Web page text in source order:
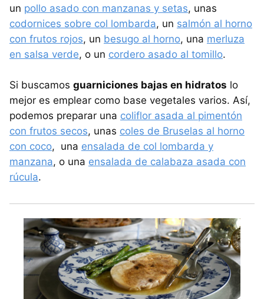
un pollo asado con manzanas y setas, unas
codornices sobre col lombarda, un salmón al horno
con frutos rojos, un besugo al horno, una merluza
en salsa verde, o un cordero asado al tomillo.
Si buscamos guarniciones bajas en hidratos lo
mejor es emplear como base vegetales varios. Así,
podemos preparar una coliflor asada al pimentón
con frutos secos, unas coles de Bruselas al horno
con coco, una ensalada de col lombarda y
manzana, o una ensalada de calabaza asada con
rúcula.